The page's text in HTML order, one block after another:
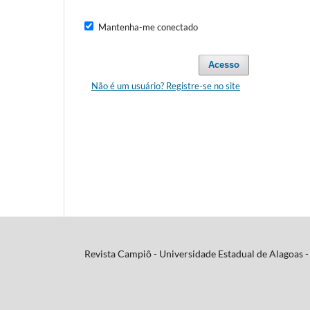
Mantenha-me conectado
Acesso
Não é um usuário? Registre-se no site
Revista Campiô - Universidade Estadual de Alagoas